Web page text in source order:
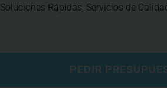
Soluciones Rápidas, Servicios de
PEDIR